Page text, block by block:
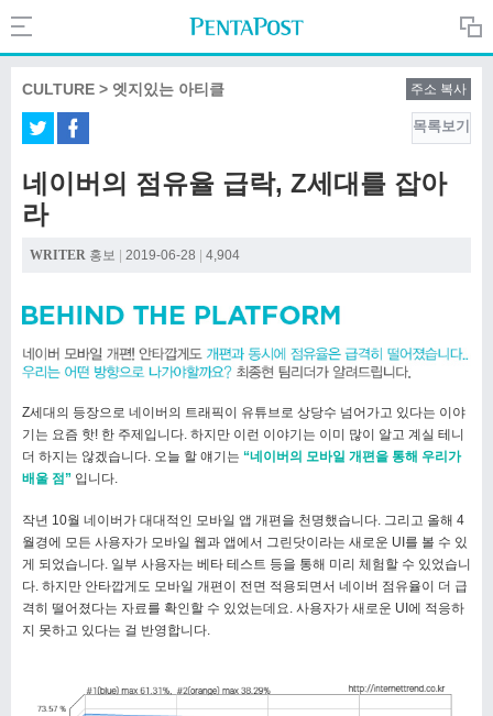
COMPANY
Search
PentaPost.net
CULTURE > 엣지있는 아티클 주소 복사
목록보기
네이버의 점유율 급락, Z세대를 잡아
라
WRITER 홍보 2019-06-28 4,904
Z세대의 등장으로 네이버의 트래픽이 유튜브로 상당수 넘어가고 있다는 이야
기는 요즘 핫! 한 주제입니다. 하지만 이런 이야기는 이미 많이 알고 계실 테니
더 하지는 않겠습니다. 오늘 할 얘기는 “네이버의 모바일 개편을 통해 우리가
배울 점” 입니다.
작년 10월 네이버가 대대적인 모바일 앱 개편을 천명했습니다. 그리고 올해 4
월경에 모든 사용자가 모바일 웹과 앱에서 그린닷이라는 새로운 UI를 볼 수 있
게 되었습니다. 일부 사용자는 베타 테스트 등을 통해 미리 체험할 수 있었습니
다. 하지만 안타깝게도 모바일 개편이 전면 적용되면서 네이버 점유율이 더 급
격히 떨어졌다는 자료를 확인할 수 있었는데요. 사용자가 새로운 UI에 적응하
지 못하고 있다는 걸 반영합니다.